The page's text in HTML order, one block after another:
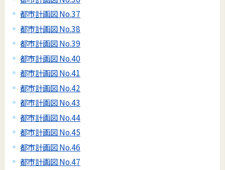
都市計画図 No.37
都市計画図 No.38
都市計画図 No.39
都市計画図 No.40
都市計画図 No.41
都市計画図 No.42
都市計画図 No.43
都市計画図 No.44
都市計画図 No.45
都市計画図 No.46
都市計画図 No.47